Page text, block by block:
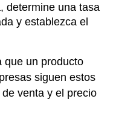
determine una tasa
y establezca el
que un producto
siguen estos
venta y el precio